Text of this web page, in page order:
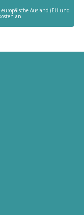
Ausland (EU und
an.